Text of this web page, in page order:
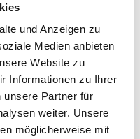
und Anzeigen zu
Medien anbieten
Website zu
Informationen zu Ihrer
unsere Partner für
weiter. Unsere
möglicherweise mit